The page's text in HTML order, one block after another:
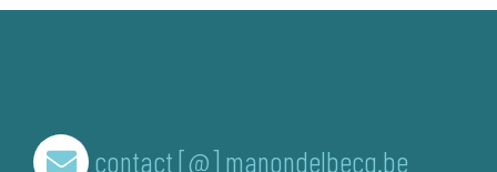
contact [@] manondelbecq.be